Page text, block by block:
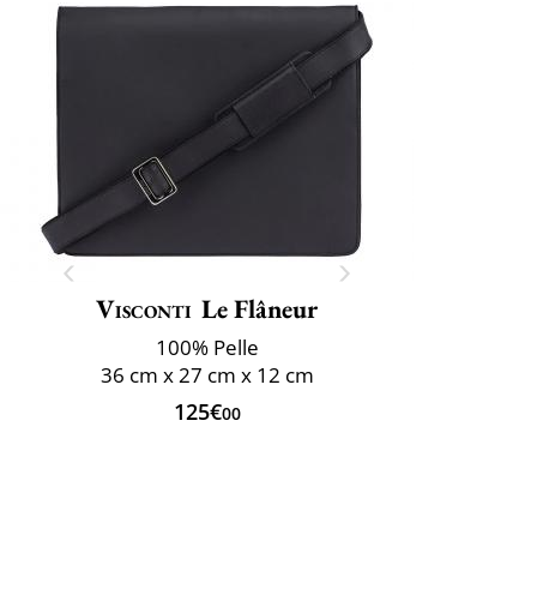
Visconti Le Flâneur
100% Pelle
36 cm x 27 cm x 12 cm
125€00